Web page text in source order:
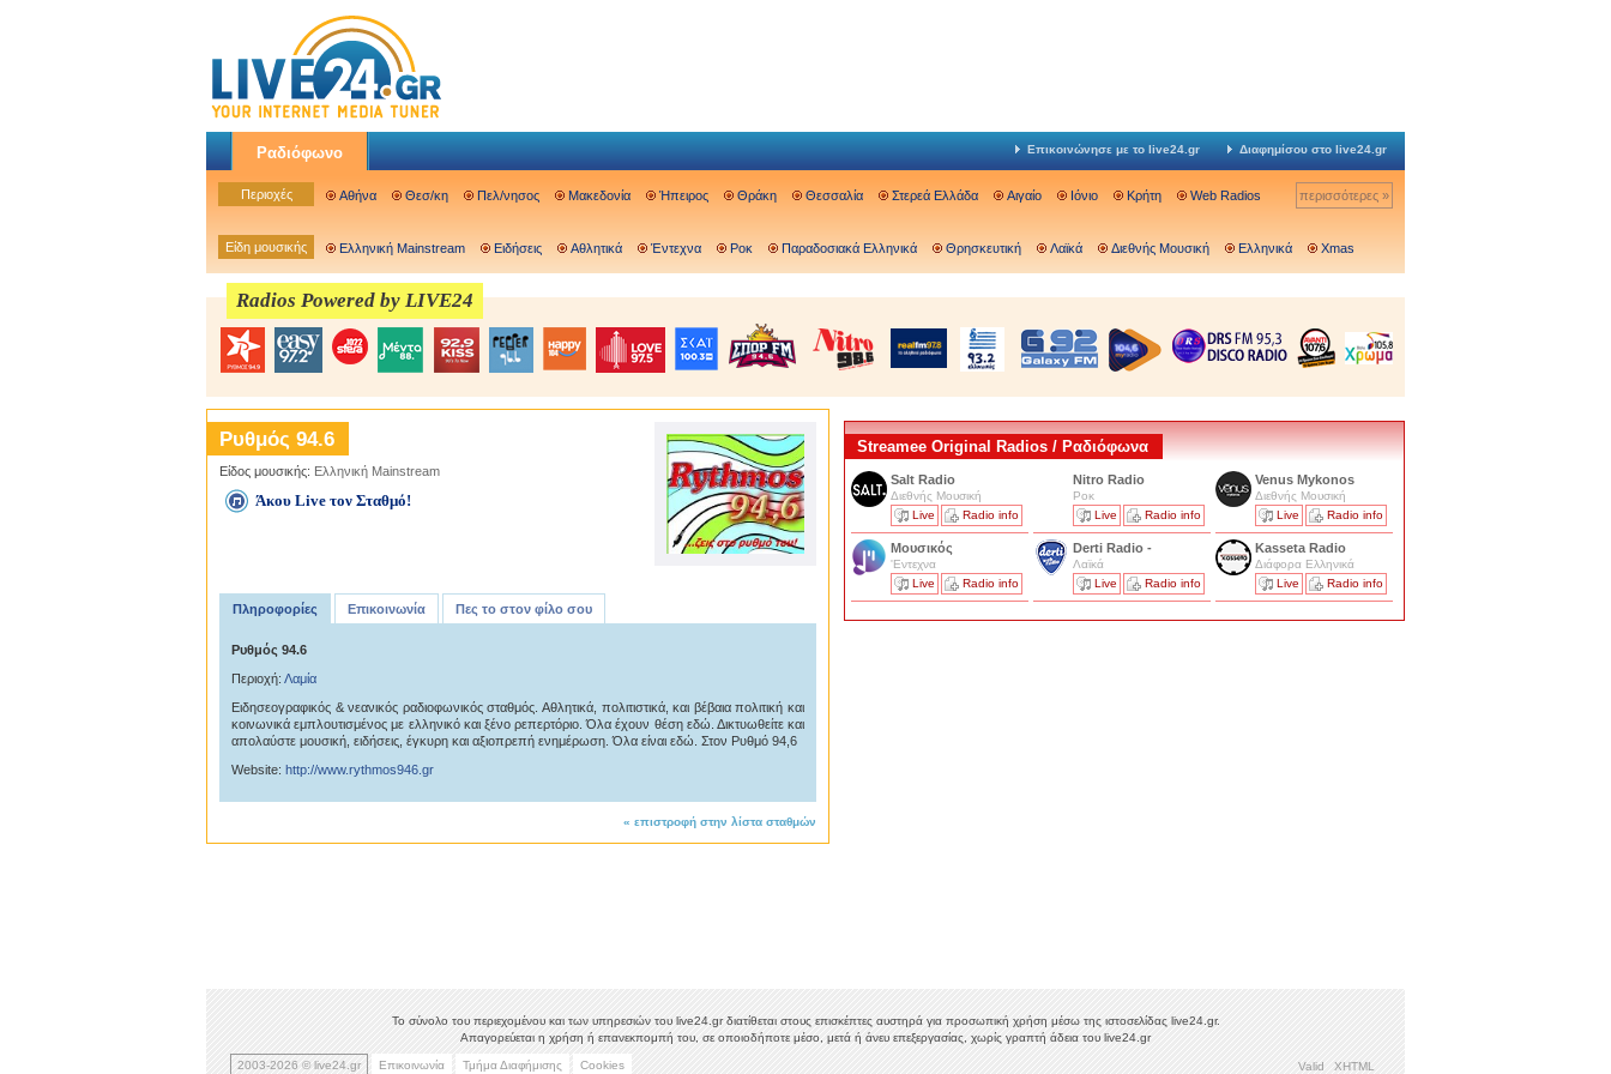
Ραδιόφωνο Επικοινώνησε με το live24.gr Διαφημίσου στο live24.gr
Περιοχές Αθήνα Θεσ/κη Πελ/νησος Μακεδονία Ήπειρος Θράκη Θεσσαλία Στερεά Ελλάδα Αιγαίο Ιόνιο Κρήτη Web Radios περισσότερες »
Είδη μουσικής Ελληνική Mainstream Ειδήσεις Αθλητικά Έντεχνα Ροκ Παραδοσιακά Ελληνικά Θρησκευτική Λαϊκά Διεθνής Μουσική Ελληνικά Xmas
Radios Powered by LIVE24
Ρυθμός 94.6
Είδος μουσικής: Ελληνική Mainstream
Άκου Live τον Σταθμό!
Πληροφορίες Επικοινωνία Πες το στον φίλο σου
Ρυθμός 94.6
Περιοχή: Λαμία
Ειδησεογραφικός & νεανικός ραδιοφωνικός σταθμός. Αθλητικά, πολιτιστικά, και βέβαια πολιτική και
κοινωνικά εμπλουτισμένος με ελληνικό και ξένο ρεπερτόριο. Όλα έχουν θέση εδώ. Δικτυωθείτε και
απολαύστε μουσική, ειδήσεις, έγκυρη και αξιοπρεπή ενημέρωση. Όλα είναι εδώ. Στον Ρυθμό 94,6
Website: http://www.rythmos946.gr
« επιστροφή στην λίστα σταθμών
Streamee Original Radios / Ραδιόφωνα
Salt Radio
Διεθνής Μουσική
Live
Radio info
Nitro Radio
Ροκ
Live
Radio info
Venus Mykonos
Διεθνής Μουσική
Live
Radio info
Μουσικός
'Εντεχνα
Live
Radio info
Derti Radio -
Λαϊκά
Live
Radio info
Kasseta Radio
Διάφορα Ελληνικά
Live
Radio info
Το σύνολο του περιεχομένου και των υπηρεσιών του live24.gr διατίθεται στους επισκέπτες αυστηρά για προσωπική χρήση μέσω της ιστοσελίδας live24.gr.
Απαγορεύεται η χρήση ή επανεκπομπή του, σε οποιοδήποτε μέσο, μετά ή άνευ επεξεργασίας, χωρίς γραπτή άδεια του live24.gr
2003-2026 © live24.gr Επικοινωνία Τμήμα Διαφήμισης Cookies Valid XHTML